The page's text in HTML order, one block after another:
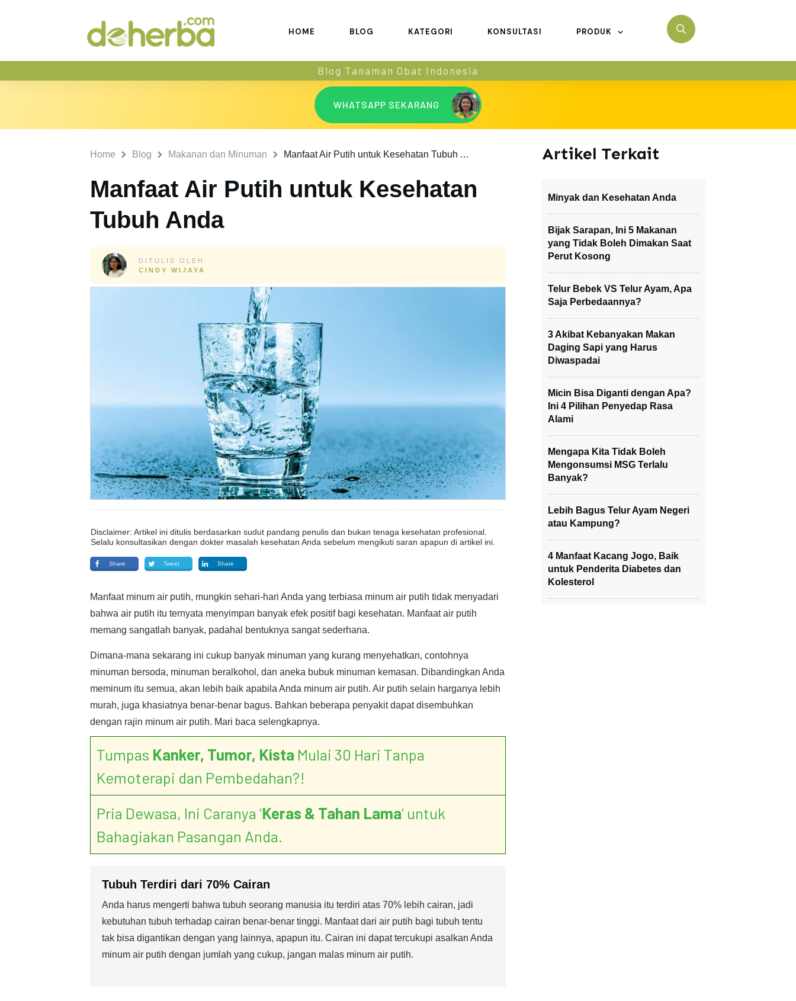
HOME BLOG KATEGORI KONSULTASI PRODUK
Blog Tanaman Obat Indonesia
WHATSAPP SEKARANG
Home Blog Makanan dan Minuman Manfaat Air Putih untuk Kesehatan Tubuh Anda
Manfaat Air Putih untuk Kesehatan
Tubuh Anda
DITULIS OLEH:
CINDY WIJAYA
Disclaimer: Artikel ini ditulis berdasarkan sudut pandang penulis dan bukan tenaga kesehatan profesional.
Selalu konsultasikan dengan dokter masalah kesehatan Anda sebelum mengikuti saran apapun di artikel ini.
Share Tweet Share
Manfaat minum air putih, mungkin sehari-hari Anda yang terbiasa minum air putih tidak menyadari
bahwa air putih itu ternyata menyimpan banyak efek positif bagi kesehatan. Manfaat air putih
memang sangatlah banyak, padahal bentuknya sangat sederhana.
Dimana-mana sekarang ini cukup banyak minuman yang kurang menyehatkan, contohnya
minuman bersoda, minuman beralkohol, dan aneka bubuk minuman kemasan. Dibandingkan Anda
meminum itu semua, akan lebih baik apabila Anda minum air putih. Air putih selain harganya lebih
murah, juga khasiatnya benar-benar bagus. Bahkan beberapa penyakit dapat disembuhkan
dengan rajin minum air putih. Mari baca selengkapnya.
Tumpas Kanker, Tumor, Kista Mulai 30 Hari Tanpa
Kemoterapi dan Pembedahan?!
Pria Dewasa, Ini Caranya ‘Keras & Tahan Lama’ untuk
Bahagiakan Pasangan Anda.
Tubuh Terdiri dari 70% Cairan
Anda harus mengerti bahwa tubuh seorang manusia itu terdiri atas 70% lebih cairan, jadi
kebutuhan tubuh terhadap cairan benar-benar tinggi. Manfaat dari air putih bagi tubuh tentu
tak bisa digantikan dengan yang lainnya, apapun itu. Cairan ini dapat tercukupi asalkan Anda
minum air putih dengan jumlah yang cukup, jangan malas minum air putih.
Artikel Terkait
Minyak dan Kesehatan Anda
Bijak Sarapan, Ini 5 Makanan
yang Tidak Boleh Dimakan Saat
Perut Kosong
Telur Bebek VS Telur Ayam, Apa
Saja Perbedaannya?
3 Akibat Kebanyakan Makan
Daging Sapi yang Harus
Diwaspadai
Micin Bisa Diganti dengan Apa?
Ini 4 Pilihan Penyedap Rasa
Alami
Mengapa Kita Tidak Boleh
Mengonsumsi MSG Terlalu
Banyak?
Lebih Bagus Telur Ayam Negeri
atau Kampung?
4 Manfaat Kacang Jogo, Baik
untuk Penderita Diabetes dan
Kolesterol